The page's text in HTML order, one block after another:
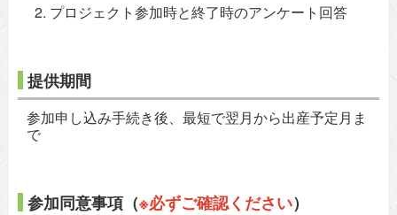
プロジェクト参加時と終了時のアンケート回答
提供期間
参加申し込み手続き後、最短で翌月から出産予定月ま
で
参加同意事項（※必ずご確認ください）